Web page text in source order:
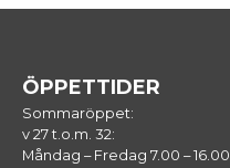
ÖPPETTIDER
Sommaröppet:
v 27 t.o.m. 32:
Måndag – Fredag 7.00 – 16.00